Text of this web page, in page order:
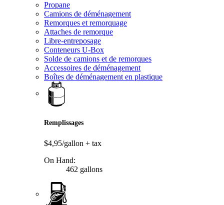
Propane
Camions de déménagement
Remorques et remorquage
Attaches de remorque
Libre-entreposage
Conteneurs U-Box
Solde de camions et de remorques
Accessoires de déménagement
Boîtes de déménagement en plastique
Remplissages
$4,95/gallon + tax
On Hand:
462 gallons